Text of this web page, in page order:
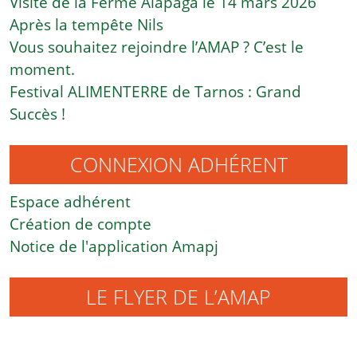
Après la tempête Nils
Vous souhaitez rejoindre l’AMAP ? C’est le
moment.
Festival ALIMENTERRE de Tarnos : Grand
Succès !
CONNEXION ADHÉRENT
Espace adhérent
Création de compte
Notice de l'application Amapj
LE FLYER DE L’AMAP